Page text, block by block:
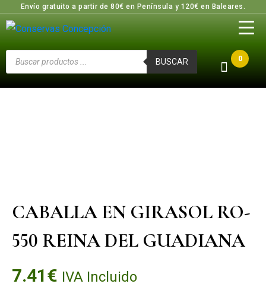
Envío gratuito a partir de 80€ en Península y 120€ en Baleares.
BUSCAR 0
CABALLA EN GIRASOL RO-
550 REINA DEL GUADIANA
7.41€ IVA Incluido